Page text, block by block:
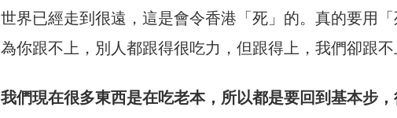
世界已經走到很遠，這是會令香港「死」的。真的要用
為你跟不上，別人都跟得很吃力，但跟得上，我們卻跟不
我們現在很多東西是在吃老本，所以都是要回到基本步